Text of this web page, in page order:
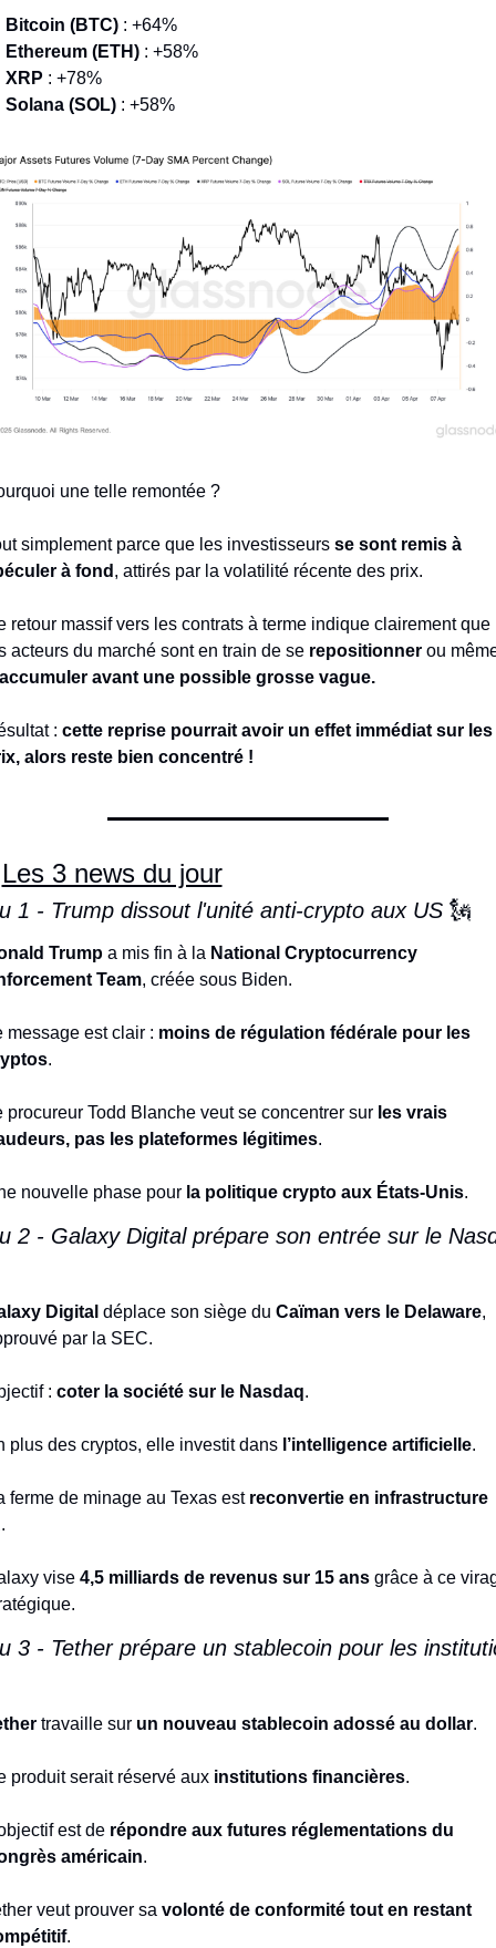
Bitcoin (BTC) : +64%
Ethereum (ETH) : +58%
XRP : +78%
Solana (SOL) : +58%
une telle remontée ?
simplement parce que les investisseurs se sont remis à
à fond , attirés par la volatilité récente des prix.
retour massif vers les contrats à terme indique clairement que
acteurs du marché sont en train de se repositionner
avant une possible grosse vague.
: cette reprise pourrait avoir un effet immédiat sur les
alors reste bien concentré !
Les 3 news du jour
1 - Trump dissout l'unité anti-crypto aux US 🗽
Trump a mis fin à la National Cryptocurrency
Team, créée sous Biden.
message est clair : moins de régulation fédérale pour les
.
procureur Todd Blanche veut se concentrer sur les vrais
pas les plateformes légitimes.
nouvelle phase pour la politique crypto aux États-Unis.
Digital déplace son siège du Caïman vers le Delaware,
par la SEC.
: coter la société sur le Nasdaq.
plus des cryptos, elle investit dans l’intelligence artificielle.
ferme de minage au Texas est reconvertie en infrastructure
.
vise 4,5 milliards de revenus sur 15 ans grâce à ce
travaille sur un nouveau stablecoin adossé au dollar.
produit serait réservé aux institutions financières.
est de répondre aux futures réglementations du
américain.
veut prouver sa volonté de conformité tout en restant
.